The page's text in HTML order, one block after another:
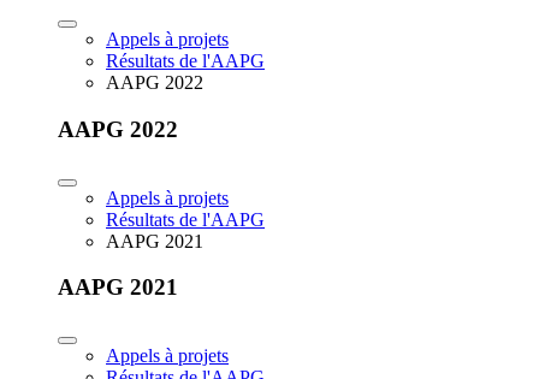
Appels à projets
Résultats de l'AAPG
AAPG 2022
AAPG 2022
Appels à projets
Résultats de l'AAPG
AAPG 2021
AAPG 2021
Appels à projets